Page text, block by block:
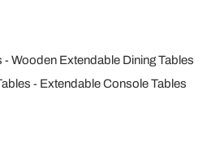
Wooden Extendable Dining Tables
Extendable Console Tables